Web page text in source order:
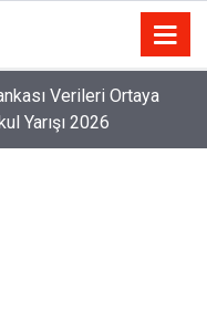
Fiyatları Açıklandı!
Ne Kadar?